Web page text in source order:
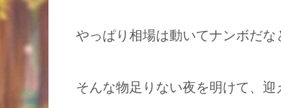
やっぱり相場は動いてナンボだな
そんな物足りない夜を明けて、